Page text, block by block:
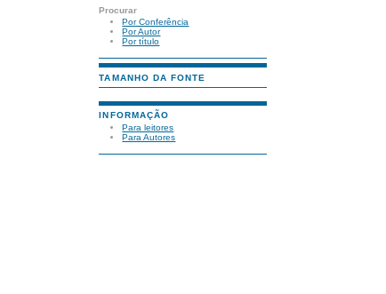
Procurar
Por Conferência
Por Autor
Por título
TAMANHO DA FONTE
INFORMAÇÃO
Para leitores
Para Autores